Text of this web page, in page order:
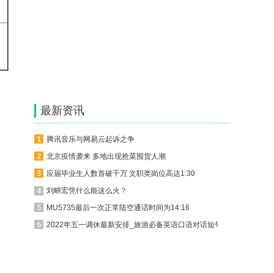
最新资讯
腾讯音乐与网易云起诉之争
北京疫情袭来 多地出现抢菜囤货人潮
应届毕业生人数首破千万 文职类岗位高达1:30
刘畊宏凭什么能这么火？
MU5735最后一次正常陆空通话时间为14:16
2022年五一调休最新安排_旅游必备英语口语对话短句